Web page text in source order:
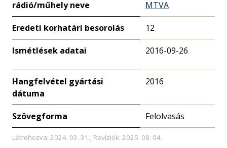
rádió/műhely neve
MTVA
Eredeti korhatári besorolás 12
Ismétlések adatai 2016-09-26
Hangfelvétel gyártási
dátuma
2016
Szövegforma Felolvasás
Létrehozva: 2024. 03. 31.; Revíziók: 2025. 08. 04.